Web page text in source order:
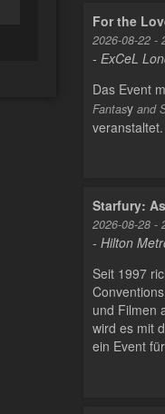
For the
2026-08-22 -
- ExCeL
Das Event
Fantasy and
veranstaltet.
Starfury:
2026-08-28 -
- Hilton
Seit 1997
und Filmen
wird es mit
ein Event